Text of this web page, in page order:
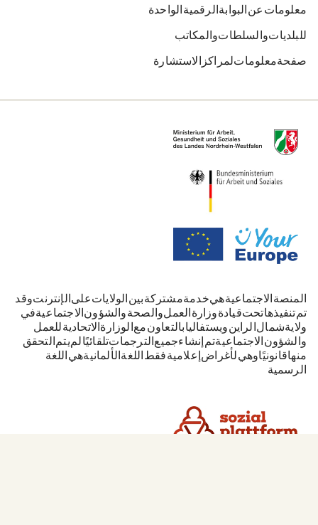
معلومات عن البوابة الرقمية الواحدة
للبلديات والسلطات والمكاتب
صفحة معلومات لمراكز الاستشارة
المنصة الاجتماعية هي خدمة مشتركة بين الولايات على الإنترنت. وقد
تم تنفيذها تحت قيادة وزارة العمل والصحة والشؤون الاجتماعية في
ولاية شمال الراين-ويستفاليا بالتعاون مع الوزارة الاتحادية للعمل
والشؤون الاجتماعية. تم إنشاء جميع الترجمات تلقائيًا. لم يتم التحقق
منها قانونيًا وهي لأغراض إعلامية فقط. اللغة الألمانية هي اللغة
الرسمية.